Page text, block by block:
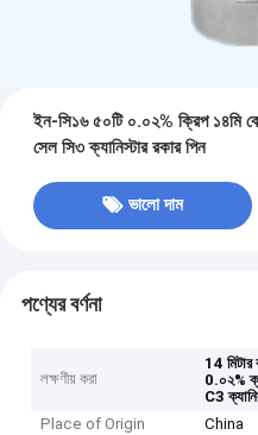
ইন-সি১৬ ৫০টি ০.০২% ক্রিপ ১৪মি
সেল সি৩ ক্যানিস্টার রকার পিন
ভালো দাম
পণ্যের বর্ণনা
লক্ষণীয় করা
14
0.০২%
C3
Place of Origin
China